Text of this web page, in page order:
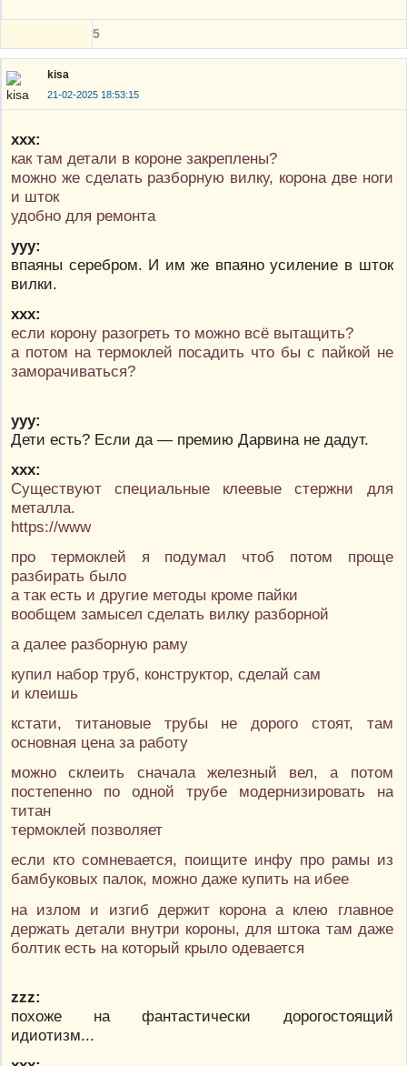
5
kisa
21-02-2025 18:53:15
ххх:
как там детали в короне закреплены?
можно же сделать разборную вилку, корона две ноги
и шток
удобно для ремонта
ууу:
впаяны серебром. И им же впаяно усиление в шток
вилки.
ххх:
если корону разогреть то можно всё вытащить?
а потом на термоклей посадить что бы с пайкой не
заморачиваться?
ууу:
Дети есть? Если да — премию Дарвина не дадут.
ххх:
Существуют специальные клеевые стержни для
металла.
https://www
про термоклей я подумал чтоб потом проще
разбирать было
а так есть и другие методы кроме пайки
вообщем замысел сделать вилку разборной
а далее разборную раму
купил набор труб, конструктор, сделай сам
и клеишь
кстати, титановые трубы не дорого стоят, там
основная цена за работу
можно склеить сначала железный вел, а потом
постепенно по одной трубе модернизировать на
титан
термоклей позволяет
если кто сомневается, поищите инфу про рамы из
бамбуковых палок, можно даже купить на ибее
на излом и изгиб держит корона а клею главное
держать детали внутри короны, для штока там даже
болтик есть на который крыло одевается
zzz:
похоже на фантастически дорогостоящий
идиотизм...